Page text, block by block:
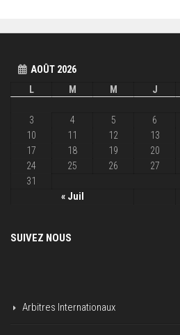
AOÛT 2026
L
M M J
« Juil
3
4 5 6
10
11 12 13
17
18 19 20
24
25 26 27
31
SUIVEZ NOUS
Arbitres Internationaux